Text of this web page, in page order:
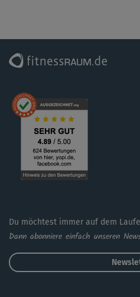
Du möchtest immer auf dem
Dann abonniere einfach unseren